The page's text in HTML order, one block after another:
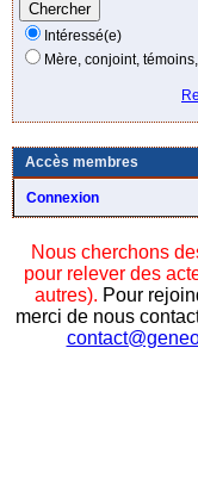
Intéressé(e)
Mère, conjoint,
Accès membres
Connexion
Nous cherchons
pour relever des
autres). Pour
merci de nous